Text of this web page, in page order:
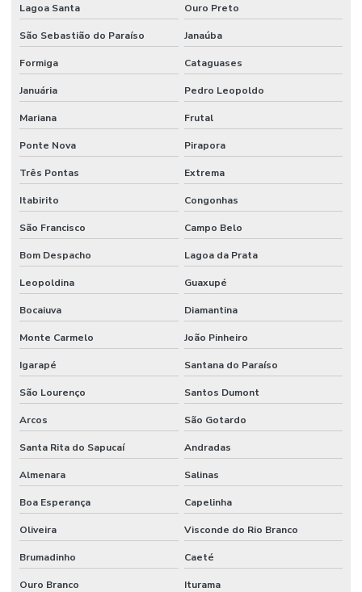
Lagoa Santa Ouro Preto
São Sebastião do Paraíso Janaúba
Formiga Cataguases
Januária Pedro Leopoldo
Mariana Frutal
Ponte Nova Pirapora
Três Pontas Extrema
Itabirito Congonhas
São Francisco Campo Belo
Bom Despacho Lagoa da Prata
Leopoldina Guaxupé
Bocaiuva Diamantina
Monte Carmelo João Pinheiro
Igarapé Santana do Paraíso
São Lourenço Santos Dumont
Arcos São Gotardo
Santa Rita do Sapucaí Andradas
Almenara Salinas
Boa Esperança Capelinha
Oliveira Visconde do Rio Branco
Brumadinho Caeté
Ouro Branco Iturama